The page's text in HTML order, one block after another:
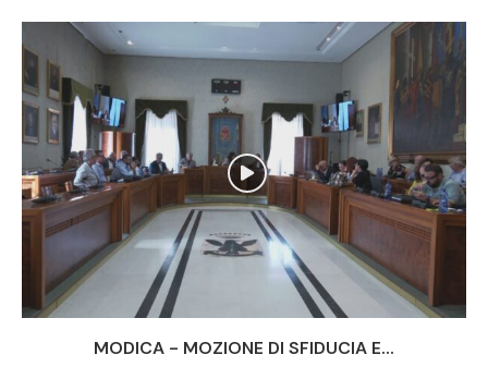
MODICA - MOZIONE DI SFIDUCIA E...